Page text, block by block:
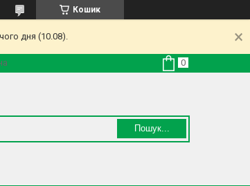
Кошик
дня (10.08).
Пошук...